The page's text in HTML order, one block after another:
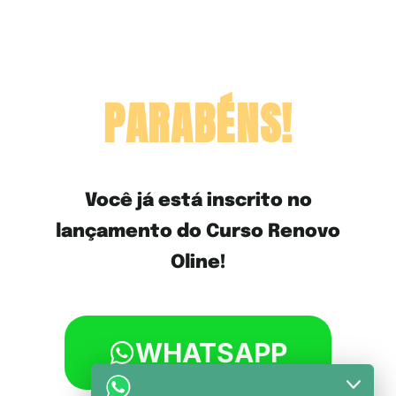
PARABÉNS!
Você já está inscrito no
lançamento do Curso Renovo
Oline!
WHATSAPP